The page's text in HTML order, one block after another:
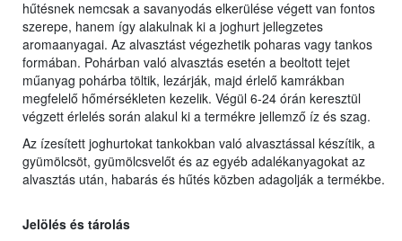
hűtésnek nemcsak a savanyodás elkerülése végett van fontos
szerepe, hanem így alakulnak ki a joghurt jellegzetes
aromaanyagai. Az alvasztást végezhetik poharas vagy tankos
formában. Pohárban való alvasztás esetén a beoltott tejet
műanyag pohárba töltik, lezárják, majd érlelő kamrákban
megfelelő hőmérsékleten kezelik. Végül 6-24 órán keresztül
végzett érlelés során alakul ki a termékre jellemző íz és szag.
Az ízesített joghurtokat tankokban való alvasztással készítik, a
gyümölcsöt, gyümölcsvelőt és az egyéb adalékanyagokat az
alvasztás után, habarás és hűtés közben adagolják a termékbe.
Jelölés és tárolás